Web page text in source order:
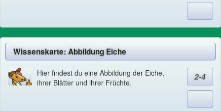
Wissenskarte: Abbildung Eiche
Hier findest du eine Abbildung der Eiche,
ihrer Blätter und ihrer Früchte.
2-4